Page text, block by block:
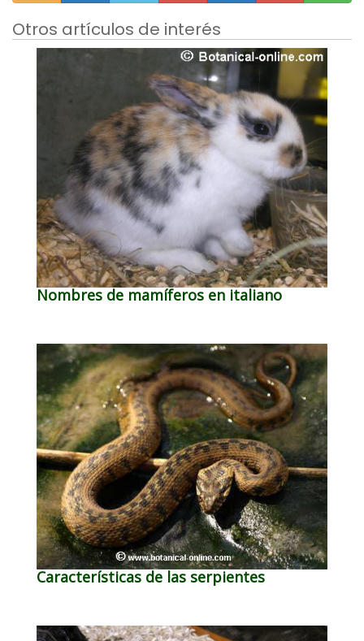
Otros artículos de interés
Nombres de mamíferos en italiano
Características de las serpientes